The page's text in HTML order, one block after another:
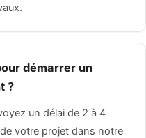
démarrer un
?
un délai de 2 à 4
votre projet dans notre